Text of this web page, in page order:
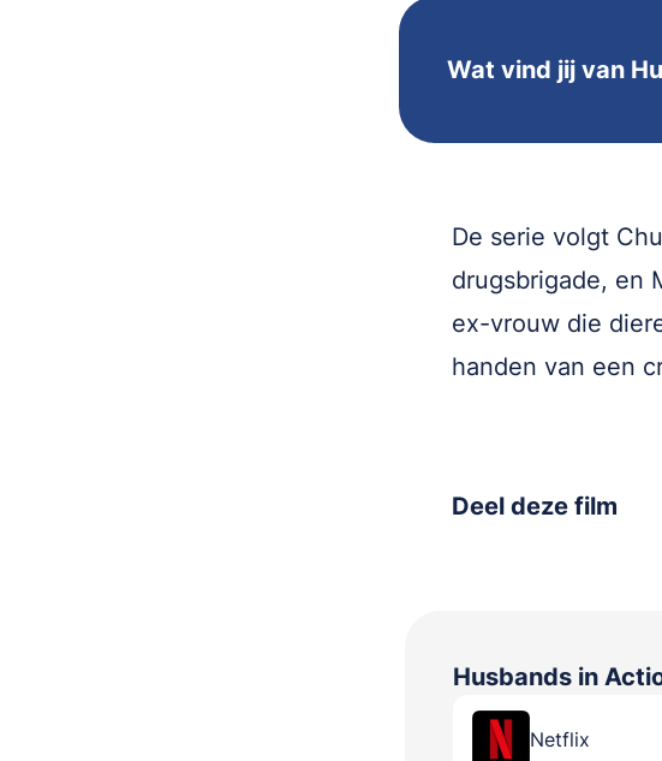
Wat vind jij van
De serie volgt
drugsbrigade, en
ex-vrouw die
handen van een
Deel deze film
Husbands in
Netflix